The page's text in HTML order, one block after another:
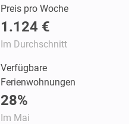
Preis pro Woche
1.124 €
Im Durchschnitt
Verfügbare
Ferienwohnungen
28%
Im Mai